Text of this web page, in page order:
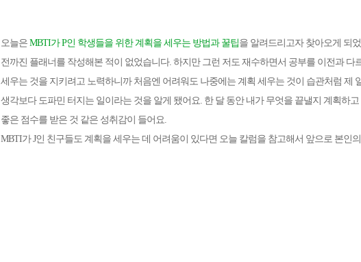
메가스터디
오늘은 MBTI가 P인 학생들을 위한 계획을 세우는 방법과 꿀팁을 알려드리고자 찾아오게 되
전까진 플래너를 작성해본 적이 없었습니다. 하지만 그런 저도 재수하면서 공부를 이전과 다
세우는 것을 지키려고 노력하니까 처음엔 어려워도 나중에는 계획 세우는 것이 습관처럼 제
생각보다 도파민 터지는 일이라는 것을 알게 됐어요. 한 달 동안 내가 무엇을 끝낼지 계획하
좋은 점수를 받은 것 같은 성취감이 들어요.
MBTI가 J인 친구들도 계획을 세우는 데 어려움이 있다면 오늘 칼럼을 참고해서 앞으로 본인